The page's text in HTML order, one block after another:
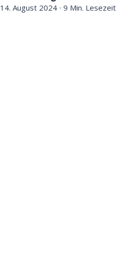
14. August 2024 ∙ 9 Min. Lesezeit